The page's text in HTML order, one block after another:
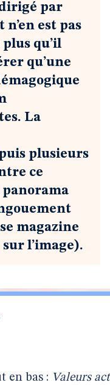
par
est pas
plus qu’il
qu’une
La
plusieurs
ce
magazine
l’image).
en bas : Valeurs